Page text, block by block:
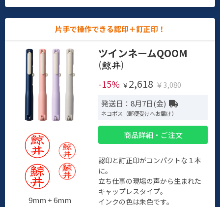
片手で操作できる認印＋訂正印！
9mm + 6mm
ツインネームQOOM
(
)
-15% ￥ 2,618 ￥3,080
発送日：8月7日(金)
ネコポス（郵便受けへお届け）
商品詳細・ご注文
認印と訂正印がコンパクトな１本
に。
立ち仕事の現場の声から生まれた
キャップレスタイプ。
インクの色は朱色です。